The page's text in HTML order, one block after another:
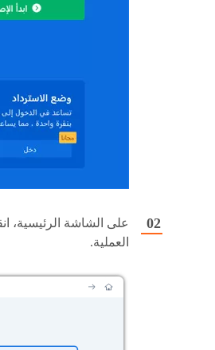
على الشاشة الرئيسية،
العملية.